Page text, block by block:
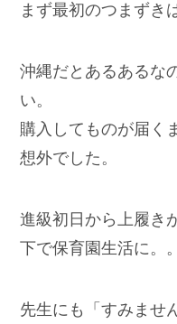
まず最初のつまずき
沖縄だとあるあるな
い。
購入してものが届く
想外でした。
進級初日から上履き
下で保育園生活に。
先生にも「すみま